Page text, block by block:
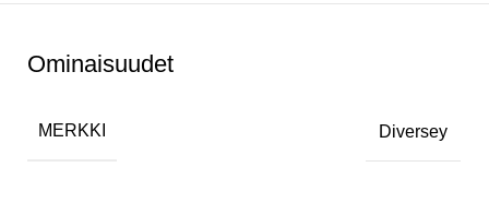
Ominaisuudet
MERKKI Diversey